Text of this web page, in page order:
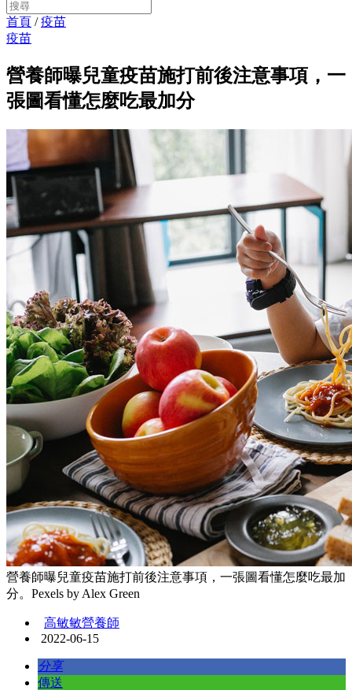
首頁 /疫苗
疫苗
營養師曝兒童疫苗施打前後注意事項，一
張圖看懂怎麼吃最加分
營養師曝兒童疫苗施打前後注意事項，一張圖看懂怎麼吃最加
分。Pexels by Alex Green
高敏敏營養師
2022-06-15
分享
傳送